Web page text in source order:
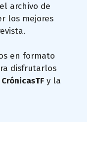
archivo de
los mejores
en formato
disfrutarlos
CrónicasTF y la